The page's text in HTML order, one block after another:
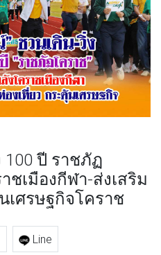
100 ปี ราชภัฏ
ชเมืองกีฬา-ส่งเสริม
เศรษฐกิจโคราช
Line